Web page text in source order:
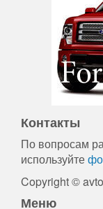
Контакты
По вопросам
используйте
Copyright ©
Меню